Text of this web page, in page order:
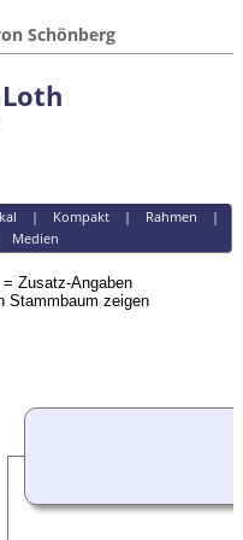
Schönberg
| Kompakt| Rahmen |
Medien
= Zusatz-Angaben
Stammbaum zeigen